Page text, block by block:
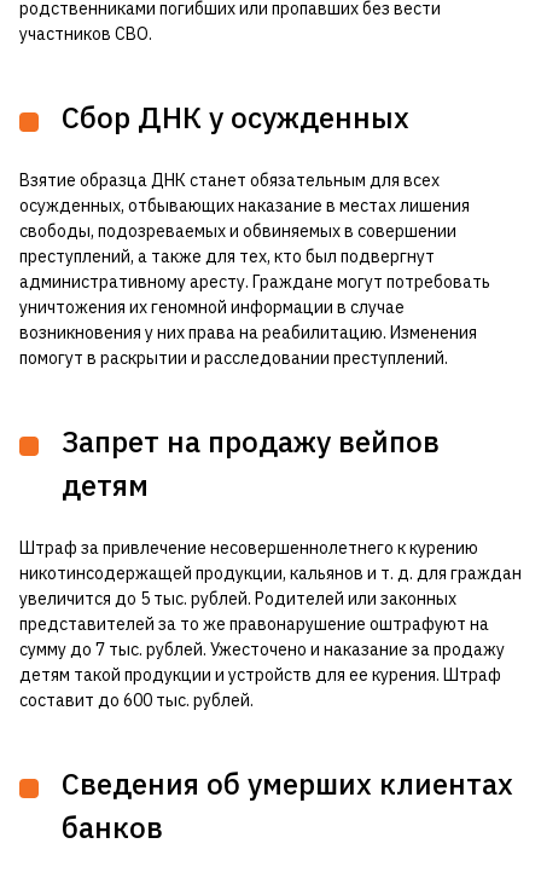
родственниками погибших или пропавших без вести
участников СВО.
Сбор ДНК у осужденных
Взятие образца ДНК станет обязательным для всех
осужденных, отбывающих наказание в местах лишения
свободы, подозреваемых и обвиняемых в совершении
преступлений, а также для тех, кто был подвергнут
административному аресту. Граждане могут потребовать
уничтожения их геномной информации в случае
возникновения у них права на реабилитацию. Изменения
помогут в раскрытии и расследовании преступлений.
Запрет на продажу вейпов
детям
Штраф за привлечение несовершеннолетнего к курению
никотинсодержащей продукции, кальянов и т. д. для граждан
увеличится до 5 тыс. рублей. Родителей или законных
представителей за то же правонарушение оштрафуют на
сумму до 7 тыс. рублей. Ужесточено и наказание за продажу
детям такой продукции и устройств для ее курения. Штраф
составит до 600 тыс. рублей.
Сведения об умерших клиентах
банков